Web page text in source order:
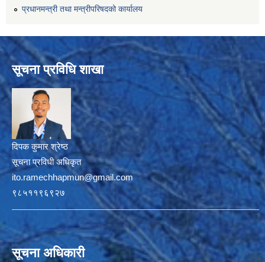
प्रधानमन्त्री तथा मन्त्रीपरिषदको कार्यालय
सूचना प्रविधि शाखा
दिपक कुमार श्रेष्ठ
सूचना प्रविधी अधिकृत
ito.ramechhapmun@gmail.com
९८५११९६९२७
सूचना अधिकारी